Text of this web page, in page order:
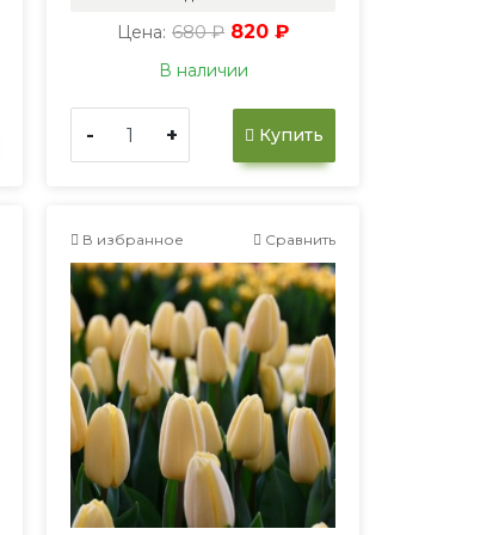
Цена: 680 ₽ 820 ₽
В наличии
- + Купить
В избранное Сравнить